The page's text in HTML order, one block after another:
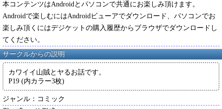
本コンテンツはAndroidとパソコンで共通にお楽しみ頂けます。
Androidで楽しむにはAndroidビューアでダウンロード、パソコンでお
楽しみ頂くにはデジケットの購入履歴からブラウザでダウンロードし
てください。
サークルからの説明
カワイイ山賊とヤるお話です。
P19 (内カラー3枚)
ジャンル：コミック